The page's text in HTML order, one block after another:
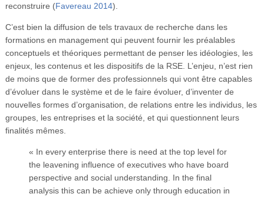
reconstruire (Favereau 2014).
C’est bien la diffusion de tels travaux de recherche dans les
formations en management qui peuvent fournir les préalables
conceptuels et théoriques permettant de penser les idéologies, les
enjeux, les contenus et les dispositifs de la RSE. L’enjeu, n’est rien
de moins que de former des professionnels qui vont être capables
d’évoluer dans le système et de le faire évoluer, d’inventer de
nouvelles formes d’organisation, de relations entre les individus, les
groupes, les entreprises et la société, et qui questionnent leurs
finalités mêmes.
« In every enterprise there is need at the top level for
the leavening influence of executives who have board
perspective and social understanding. In the final
analysis this can be achieve only through education in